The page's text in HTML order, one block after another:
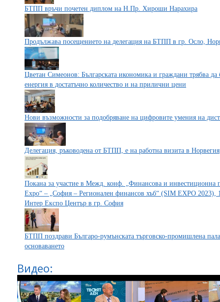
БТПП връчи почетен диплом на Н.Пр. Хироши Нарахира
Продължава посещението на делегация на БТПП в гр. Осло,
Цветан Симеонов: Българската икономика и граждани трябва да
енергия в достатъчно количество и на прилични цени
Нови възможности за подобряване на цифровите умения на
Делегация, ръководена от БТПП, е на работна визита в Норвегия
Покана за участие в Межд. конф. „Финансова и
Expo“ – „София – Регионален финансов хъб“ (SIM EXPO 2023),
Интер Експо Център в гр. София
БТПП поздрави Българо-румънската търговско-промишлена
основаването
Видео: